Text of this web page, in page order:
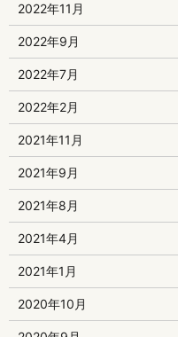
2022年11月
2022年9月
2022年7月
2022年2月
2021年11月
2021年9月
2021年8月
2021年4月
2021年1月
2020年10月